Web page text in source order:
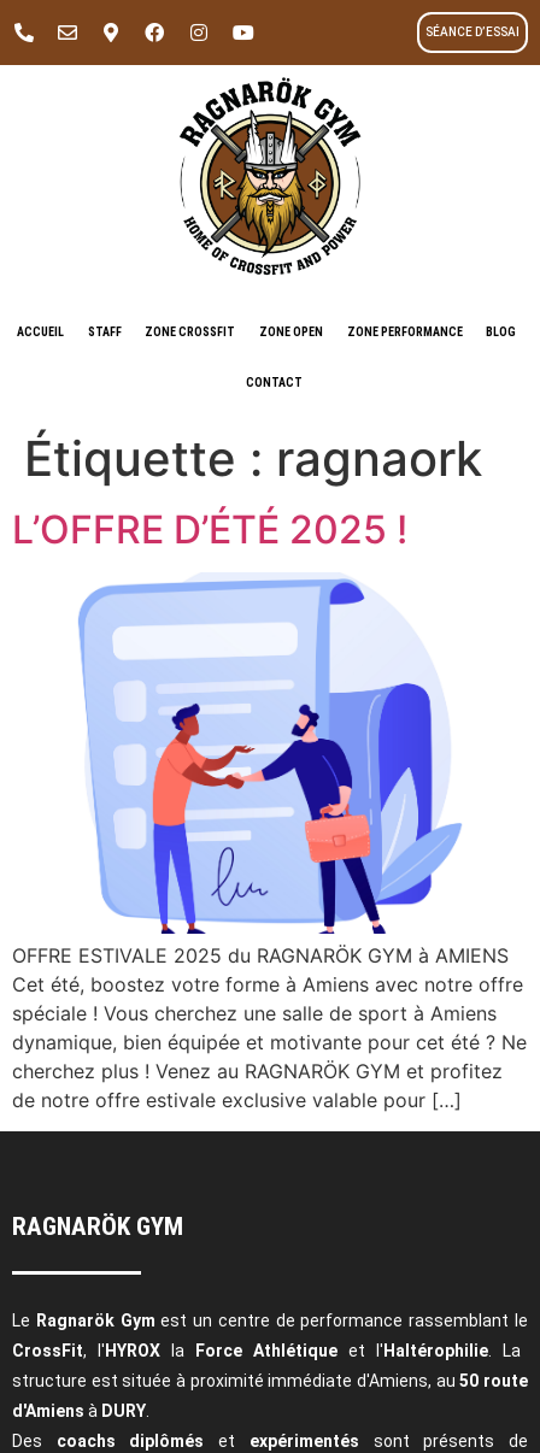
SÉANCE D’ESSAI
ACCUEIL STAFF ZONE CROSSFIT ZONE OPEN ZONE PERFORMANCE BLOG
CONTACT
Étiquette : ragnaork
L’OFFRE D’ÉTÉ 2025 !
OFFRE ESTIVALE 2025 du RAGNARÖK GYM à AMIENS
Cet été, boostez votre forme à Amiens avec notre offre
spéciale ! Vous cherchez une salle de sport à Amiens
dynamique, bien équipée et motivante pour cet été ? Ne
cherchez plus ! Venez au RAGNARÖK GYM et profitez
de notre offre estivale exclusive valable pour […]
RAGNARÖK GYM
Le Ragnarök Gym est un centre de performance rassemblant le
CrossFit, l' HYROX la Force Athlétique et l' Haltérophilie. La
structure est située à proximité immédiate d'Amiens, au50 route
d'Amiens à DURY.
Des coachs diplômés et expérimentés sont présents de